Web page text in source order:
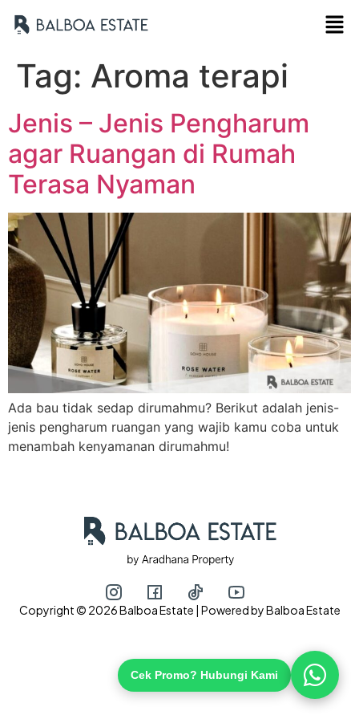
Tag: Aroma terapi
Jenis – Jenis Pengharum
agar Ruangan di Rumah
Terasa Nyaman
Ada bau tidak sedap dirumahmu? Berikut adalah jenis-
jenis pengharum ruangan yang wajib kamu coba untuk
menambah kenyamanan dirumahmu!
Copyright © 2026 Balboa Estate | Powered by Balboa Estate
Cek Promo? Hubungi Kami
Nama Lengkap
Hubungi via WhatsApp